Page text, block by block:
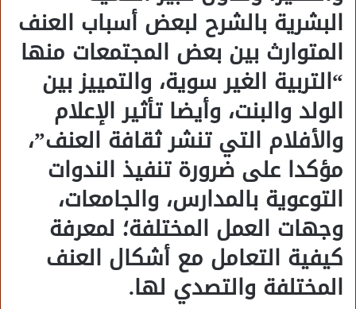
البشرية بالشرح لبعض أسباب العنف
المتوارث بين بعض المجتمعات منها
“التربية الغير سوية، والتمييز بين
الولد والبنت، وأيضا تأثير الإعلام
والأفلام التي تنشر ثقافة العنف”،
مؤكدا على ضرورة تنفيذ الندوات
التوعوية بالمدارس، والجامعات،
وجهات العمل المختلفة؛ لمعرفة
كيفية التعامل مع أشكال العنف
المختلفة والتصدي لها.